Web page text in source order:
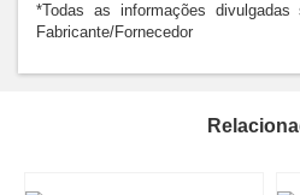
*Todas as informações
Fabricante/Fornecedor